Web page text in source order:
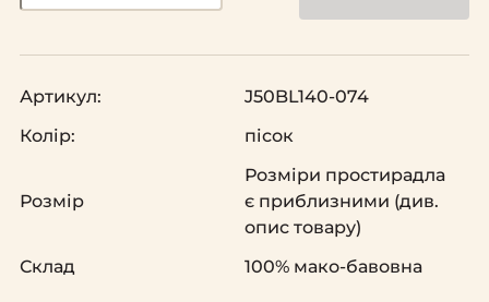
Артикул:
J50BL140-074
Колір:
пісок
Розмір
Розміри простирадла
є приблизними (див.
опис товару)
Склад
100% мако-бавовна